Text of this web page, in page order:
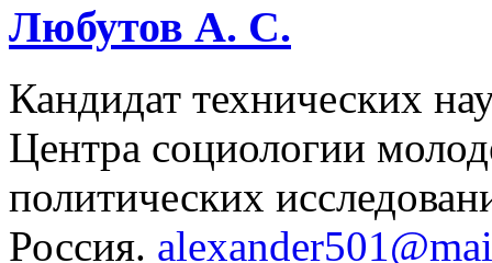
Любутов А. С.
Кандидат технических
Центра социологии
политических
Россия.